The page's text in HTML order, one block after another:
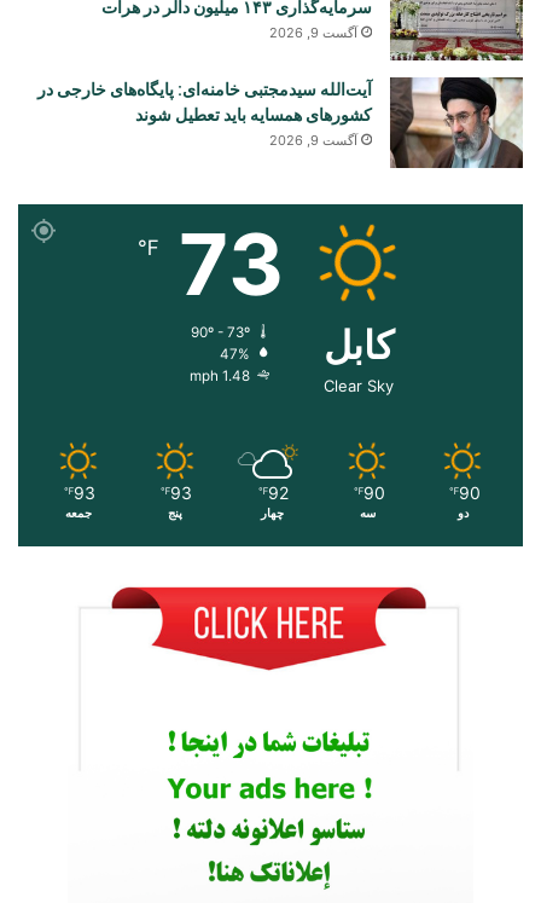
سرمایه‌گذاری ۱۴۳ میلیون دالر در هرات
آگست 9, 2026
آیت‌الله سیدمجتبی خامنه‌ای: پایگاه‌های خارجی در
کشورهای همسایه باید تعطیل شوند
آگست 9, 2026
کابل
Clear Sky
73
℉
47%
1.48 mph
90
℉
دو
90
℉
سه
92
℉
چهار
93
℉
پنج
93
℉
جمعه